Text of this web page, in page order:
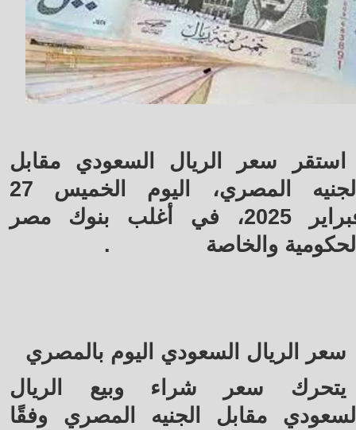
استقر سعر الريال السعودي مقابل
الجنيه المصري، اليوم الخميس 27
فبراير 2025، في أغلب بنوك مصر
والخاصة
.
سعر الريال السعودي اليوم بالمصري
يتحرك سعر شراء وبيع الريال
مقابل الجنيه المصري وفقًا